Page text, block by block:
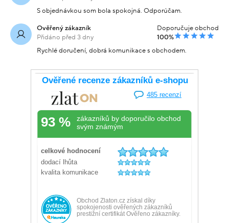
S objednávkou som bola spokojná. Odporúčam.
Ověřený zákazník
Přidáno před 3 dny
Doporučuje obchod
100%
Rychlé doručení, dobrá komunikace s obchodem.